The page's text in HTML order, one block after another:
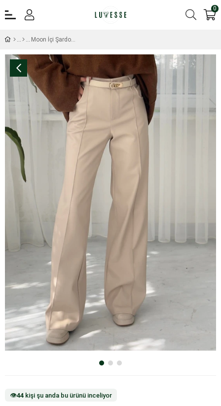
0
Moon İçi Şardonlu Ekru Deri Pantolon
👁️44 kişi şu anda bu ürünü inceliyor